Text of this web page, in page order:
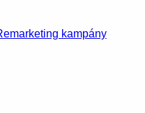
kampány